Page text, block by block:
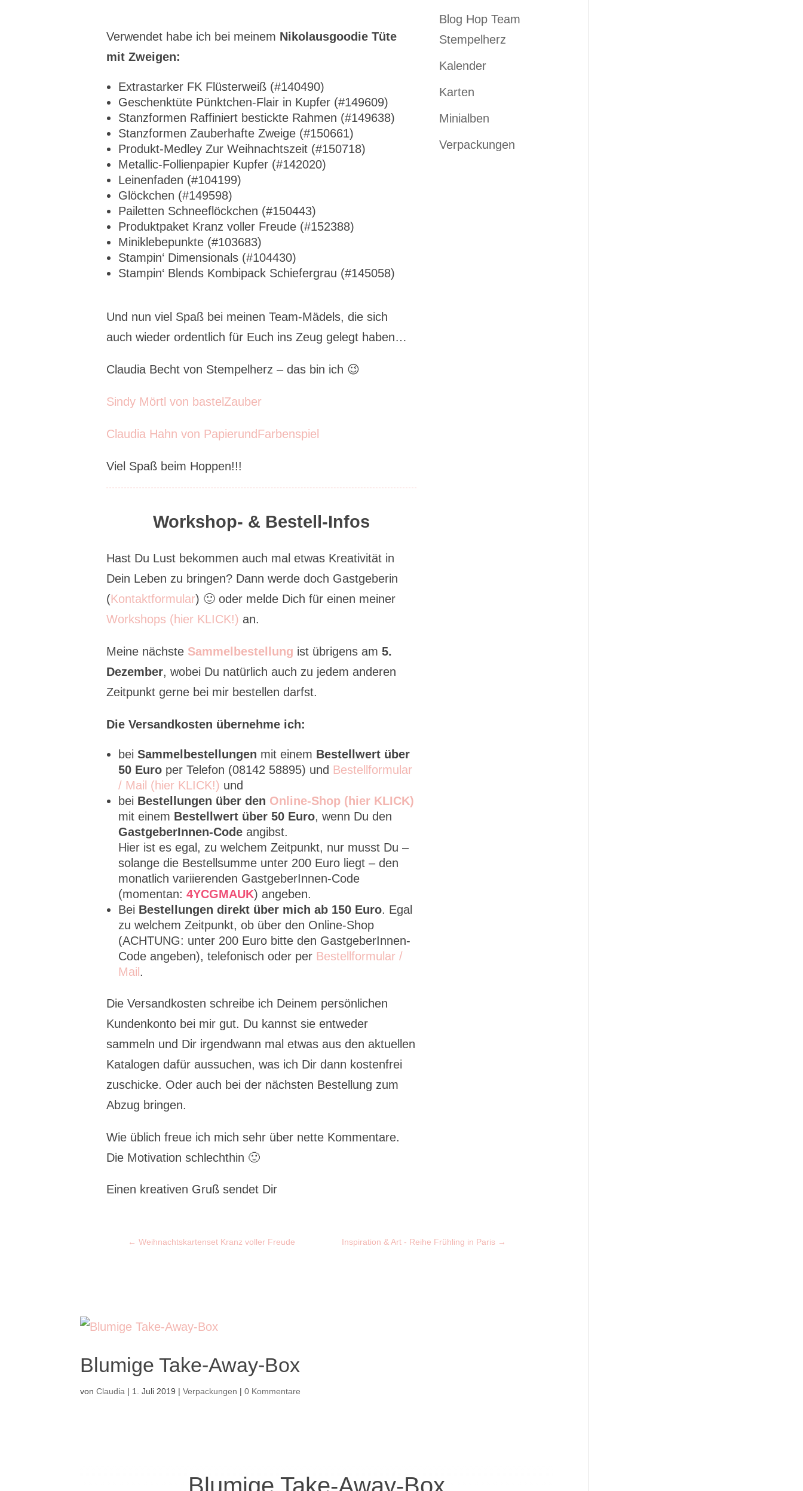
Verwendet habe ich bei meinem Nikolausgoodie Tüte
mit Zweigen:
Extrastarker FK Flüsterweiß (#140490)
Geschenktüte Pünktchen-Flair in Kupfer (#149609)
Stanzformen Raffiniert bestickte Rahmen (#149638)
Stanzformen Zauberhafte Zweige (#150661)
Produkt-Medley Zur Weihnachtszeit (#150718)
Metallic-Follienpapier Kupfer (#142020)
Leinenfaden (#104199)
Glöckchen (#149598)
Pailetten Schneeflöckchen (#150443)
Produktpaket Kranz voller Freude (#152388)
Miniklebepunkte (#103683)
Stampin‘ Dimensionals (#104430)
Stampin‘ Blends Kombipack Schiefergrau (#145058)
Und nun viel Spaß bei meinen Team-Mädels, die sich
auch wieder ordentlich für Euch ins Zeug gelegt haben…
Claudia Becht von Stempelherz – das bin ich 😉
Sindy Mörtl von bastelZauber
Claudia Hahn von PapierundFarbenspiel
Viel Spaß beim Hoppen!!!
Workshop- & Bestell-Infos
Hast Du Lust bekommen auch mal etwas Kreativität in
Dein Leben zu bringen? Dann werde doch Gastgeberin
(Kontaktformular) 🙂 oder melde Dich für einen meiner
Workshops (hier KLICK!) an.
Meine nächste Sammelbestellung ist übrigens am 5.
Dezember, wobei Du natürlich auch zu jedem anderen
Zeitpunkt gerne bei mir bestellen darfst.
Die Versandkosten übernehme ich:
bei Sammelbestellungen mit einem Bestellwert über
50 Euro per Telefon (08142 58895) und Bestellformular
/ Mail (hier KLICK!) und
bei Bestellungen über den Online-Shop (hier KLICK)
mit einem Bestellwert über 50 Euro, wenn Du den
GastgeberInnen-Codeangibst.
Hier ist es egal, zu welchem Zeitpunkt, nur musst Du –
solange die Bestellsumme unter 200 Euro liegt – den
monatlich variierenden GastgeberInnen-Code
(momentan: 4YCGMAUK) angeben.
Bei Bestellungen direkt über mich ab 150 Euro. Egal
zu welchem Zeitpunkt, ob über den Online-Shop
(ACHTUNG: unter 200 Euro bitte den GastgeberInnen-
Code angeben), telefonisch oder per Bestellformular /
Mail .
Die Versandkosten schreibe ich Deinem persönlichen
Kundenkonto bei mir gut. Du kannst sie entweder
sammeln und Dir irgendwann mal etwas aus den aktuellen
Katalogen dafür aussuchen, was ich Dir dann kostenfrei
zuschicke. Oder auch bei der nächsten Bestellung zum
Abzug bringen.
Wie üblich freue ich mich sehr über nette Kommentare.
Die Motivation schlechthin 🙂
Einen kreativen Gruß sendet Dir
Blog Hop Team
Stempelherz
Kalender
Karten
Minialben
Verpackungen
← Weihnachtskartenset Kranz voller Freude Inspiration & Art - Reihe Frühling in Paris→
Blumige Take-Away-Box
vonClaudia | 1. Juli 2019 |Verpackungen |0 Kommentare
Blumige Take-Away-Box